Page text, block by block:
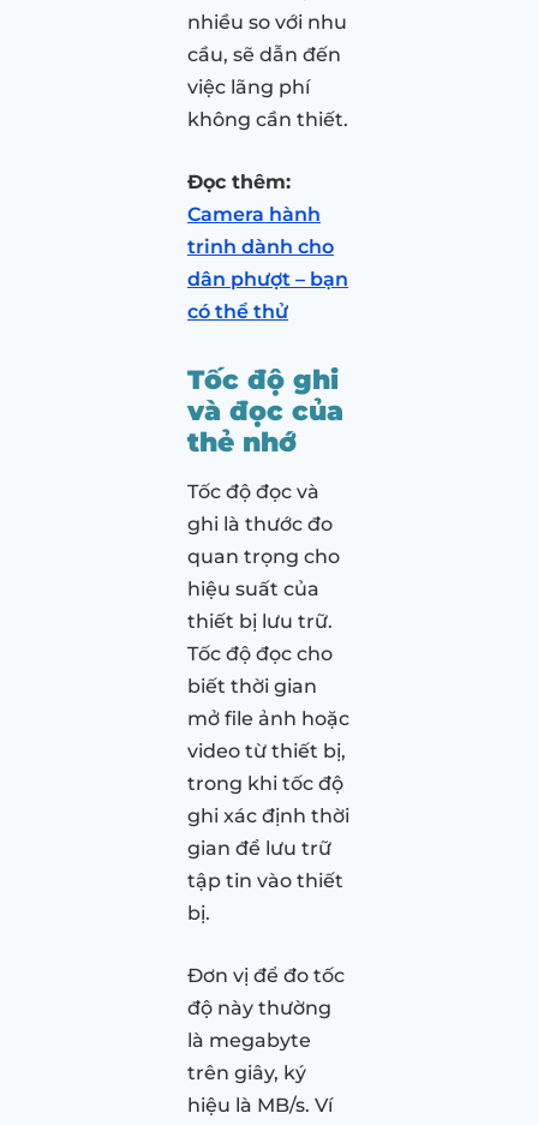
nhiều so với nhu
cầu, sẽ dẫn đến
việc lãng phí
không cần thiết.
Đọc thêm:
Camera hành
trinh dành cho
dân phượt – bạn
có thể thử
Tốc độ ghi
và đọc của
thẻ nhớ
Tốc độ đọc và
ghi là thước đo
quan trọng cho
hiệu suất của
thiết bị lưu trữ.
Tốc độ đọc cho
biết thời gian
mở file ảnh hoặc
video từ thiết bị,
trong khi tốc độ
ghi xác định thời
gian để lưu trữ
tập tin vào thiết
bị.
Đơn vị để đo tốc
độ này thường
là megabyte
trên giây, ký
hiệu là MB/s. Ví